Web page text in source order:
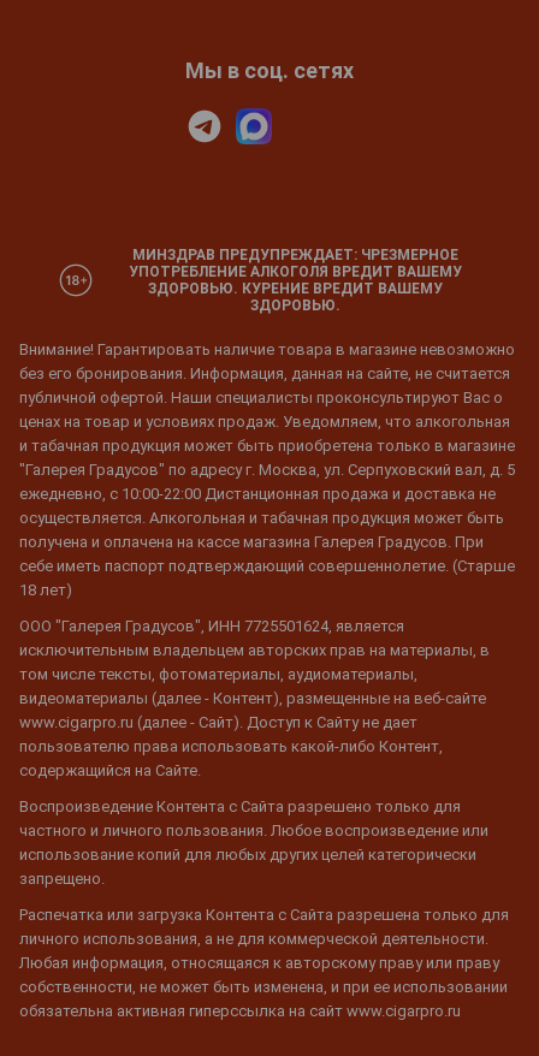
Мы в соц. сетях
МИНЗДРАВ ПРЕДУПРЕЖДАЕТ: ЧРЕЗМЕРНОЕ
УПОТРЕБЛЕНИЕ АЛКОГОЛЯ ВРЕДИТ ВАШЕМУ
ЗДОРОВЬЮ. КУРЕНИЕ ВРЕДИТ ВАШЕМУ
ЗДОРОВЬЮ.
Внимание! Гарантировать наличие товара в магазине невозможно
без его бронирования. Информация, данная на сайте, не считается
публичной офертой. Наши специалисты проконсультируют Вас о
ценах на товар и условиях продаж. Уведомляем, что алкогольная
и табачная продукция может быть приобретена только в магазине
"Галерея Градусов" по адресу г. Москва, ул. Серпуховский вал, д. 5
ежедневно, с 10:00-22:00 Дистанционная продажа и доставка не
осуществляется. Алкогольная и табачная продукция может быть
получена и оплачена на кассе магазина Галерея Градусов. При
себе иметь паспорт подтверждающий совершеннолетие. (Старше
18 лет)
ООО "Галерея Градусов", ИНН 7725501624, является
исключительным владельцем авторских прав на материалы, в
том числе тексты, фотоматериалы, аудиоматериалы,
видеоматериалы (далее - Контент), размещенные на веб-сайте
www.cigarpro.ru (далее - Сайт). Доступ к Сайту не дает
пользователю права использовать какой-либо Контент,
содержащийся на Сайте.
Воспроизведение Контента с Сайта разрешено только для
частного и личного пользования. Любое воспроизведение или
использование копий для любых других целей категорически
запрещено.
Распечатка или загрузка Контента с Сайта разрешена только для
личного использования, а не для коммерческой деятельности.
Любая информация, относящаяся к авторскому праву или праву
собственности, не может быть изменена, и при ее использовании
обязательна активная гиперссылка на сайт www.cigarpro.ru